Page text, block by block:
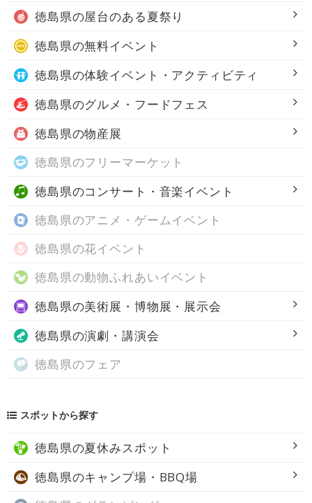
徳島県の屋台のある夏祭り
徳島県の無料イベント
徳島県の体験イベント・アクティビティ
徳島県のグルメ・フードフェス
徳島県の物産展
徳島県のフリーマーケット
徳島県のコンサート・音楽イベント
徳島県のアニメ・ゲームイベント
徳島県の花イベント
徳島県の動物ふれあいイベント
徳島県の美術展・博物展・展示会
徳島県の演劇・講演会
徳島県のフェア
スポットから探す
徳島県の夏休みスポット
徳島県のキャンプ場・BBQ場